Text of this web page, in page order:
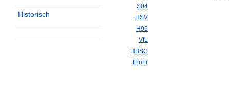
Historisch
S04
HSV
H96
VfL
HBSC
EinFr